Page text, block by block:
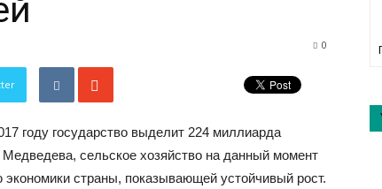
0
году государство выделит 224 миллиарда
сельское хозяйство на данный момент
экономики страны, показывающей устойчивый рост.